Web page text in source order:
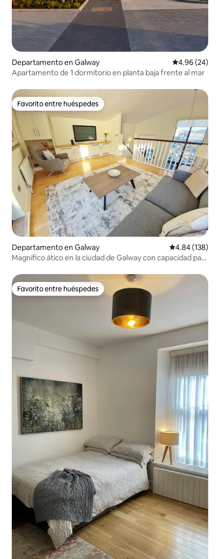
Departamento en Galway Calificación
4.96 (24)
Apartamento de 1 dormitorio en planta baja frente al mar
Favorito entre huéspedes
Favorito entre huéspedes
Departamento en Galway Calificación
4.84 (138)
Magnífico ático en la ciudad de Galway con capacidad para
Favorito entre huéspedes
Favorito entre huéspedes